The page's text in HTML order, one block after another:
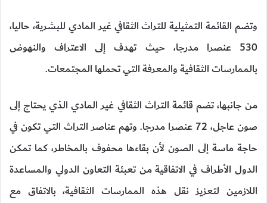
وتضم القائمة التمثيلية للتراث الثقافي غير المادي للبشرية، حاليا،
530 عنصرا مدرجا، حيث تهدف إلى الاعتراف والنهوض
بالممارسات الثقافية والمعرفة التي تحملها المجتمعات.
من جانبها، تضم قائمة التراث الثقافي غير المادي الذي يحتاج إلى
صون عاجل، 72 عنصرا مدرجا. وتهم عناصر التراث التي تكون في
حاجة ماسة إلى الصون لأن بقاءها محفوف بالمخاطر، كما تمكن
الدول الأطراف في الاتفاقية من تعبئة التعاون الدولي والمساعدة
اللازمين لتعزيز نقل هذه الممارسات الثقافية، بالاتفاق مع